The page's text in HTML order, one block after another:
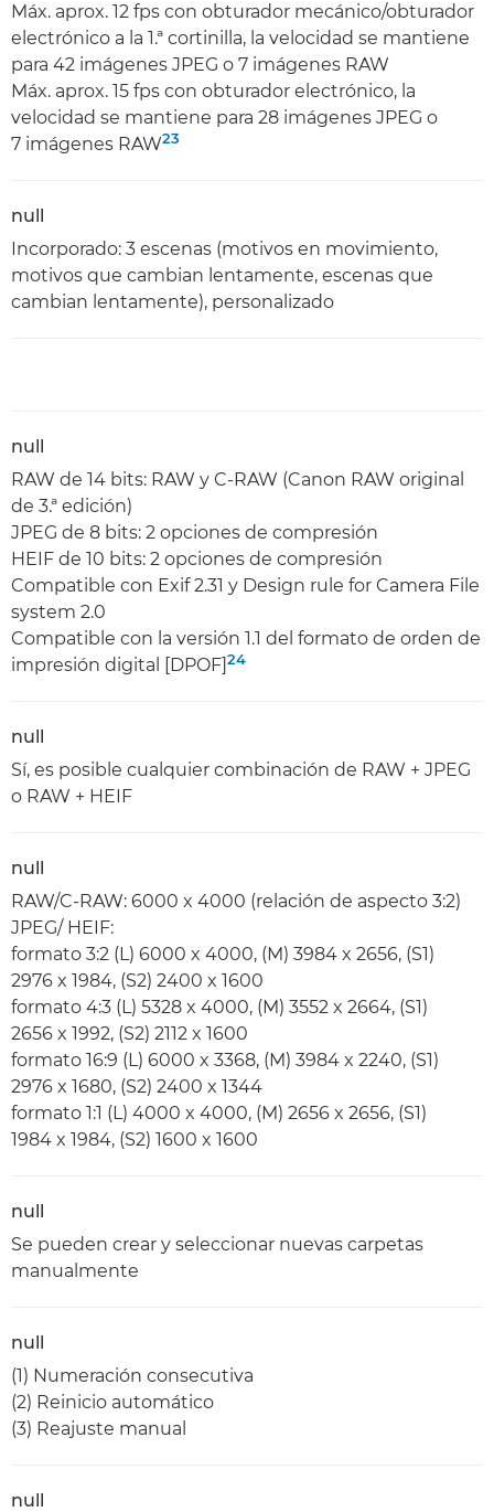
Máx. aprox. 12 fps con obturador mecánico/obturador
electrónico a la 1.ª cortinilla, la velocidad se mantiene
para 42 imágenes JPEG o 7 imágenes RAW
Máx. aprox. 15 fps con obturador electrónico, la
velocidad se mantiene para 28 imágenes JPEG o
7 imágenes RAW23
null
Incorporado: 3 escenas (motivos en movimiento,
motivos que cambian lentamente, escenas que
cambian lentamente), personalizado
null
RAW de 14 bits: RAW y C-RAW (Canon RAW original
de 3.ª edición)
JPEG de 8 bits: 2 opciones de compresión
HEIF de 10 bits: 2 opciones de compresión
Compatible con Exif 2.31 y Design rule for Camera File
system 2.0
Compatible con la versión 1.1 del formato de orden de
impresión digital [DPOF]24
null
Sí, es posible cualquier combinación de RAW + JPEG
o RAW + HEIF
null
RAW/C-RAW: 6000 x 4000 (relación de aspecto 3:2)
JPEG/ HEIF:
formato 3:2 (L) 6000 x 4000, (M) 3984 x 2656, (S1)
2976 x 1984, (S2) 2400 x 1600
formato 4:3 (L) 5328 x 4000, (M) 3552 x 2664, (S1)
2656 x 1992, (S2) 2112 x 1600
formato 16:9 (L) 6000 x 3368, (M) 3984 x 2240, (S1)
2976 x 1680, (S2) 2400 x 1344
formato 1:1 (L) 4000 x 4000, (M) 2656 x 2656, (S1)
1984 x 1984, (S2) 1600 x 1600
null
Se pueden crear y seleccionar nuevas carpetas
manualmente
null
(1) Numeración consecutiva
(2) Reinicio automático
(3) Reajuste manual
null